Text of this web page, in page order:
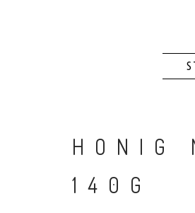
HONIG
140G